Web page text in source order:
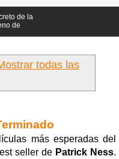
todas las
más esperadas del
seller de Patrick Ness.